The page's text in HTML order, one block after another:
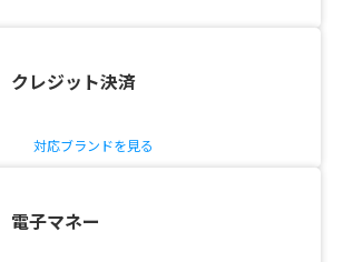
クレジット決済
対応ブランドを見る
電子マネー